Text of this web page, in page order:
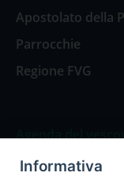
Apostolato della
Parrocchie
Regione FVG
Agenda del
Agenda del
Informativa